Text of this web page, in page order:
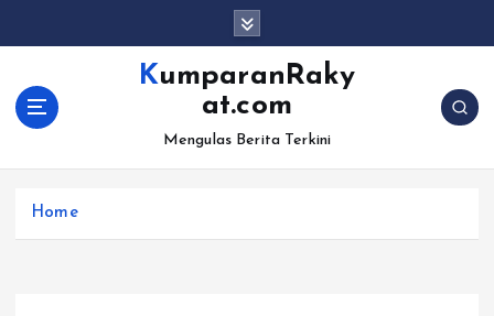
KumparanRaky
at.com
Mengulas Berita Terkini
Home